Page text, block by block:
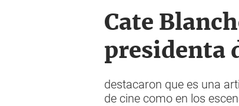
Cate
presidenta
destacaron que es una
de cine como en los